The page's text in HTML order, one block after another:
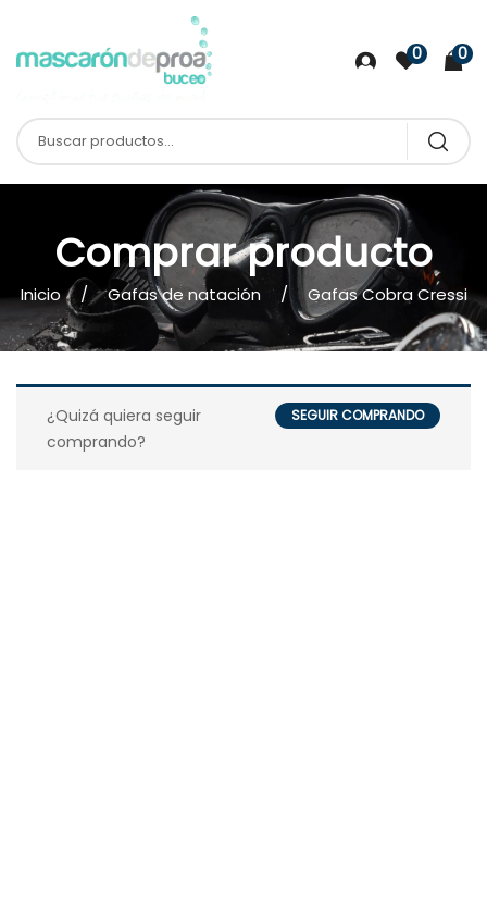
0 0
Comprar producto
Inicio Gafas de natación Gafas Cobra Cressi
SEGUIR COMPRANDO
¿Quizá quiera seguir
comprando?